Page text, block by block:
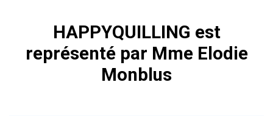
HAPPYQUILLING est
représenté par Mme Elodie
Monblus